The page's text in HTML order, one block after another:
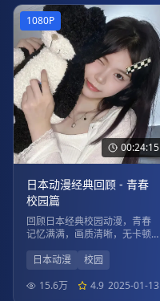
00:24:15
1080P
日本动漫经典回顾 - 青春
校园篇
回顾日本经典校园动漫，青春
记忆满满，画质清晰，无卡顿
日本动漫
校园
15.6万
4.9 2025-01-13